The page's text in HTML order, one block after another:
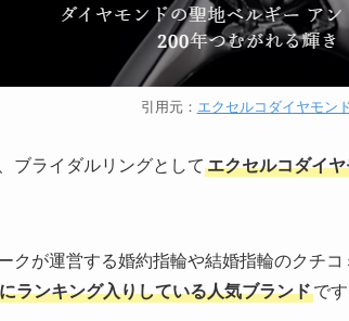
引用元： エクセルコダイヤモン
ブライダルリングとして エクセルコダイ
クが運営する婚約指輪や結婚指輪のクチ
ランキング入りしている人気ブランドです